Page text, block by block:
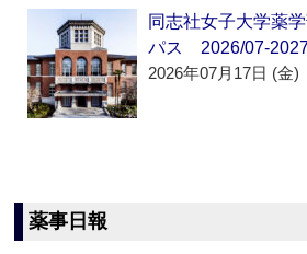
同志社女子大学薬
パス 2026/07-
2026年07月17日 (金)
薬事日報